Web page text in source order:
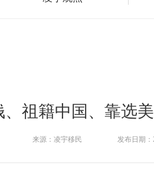
来源：凌宇移民 发布日期：